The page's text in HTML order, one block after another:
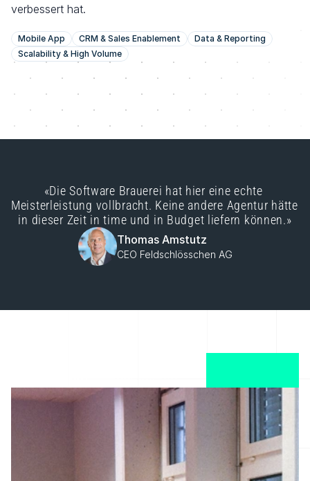
verbessert hat.
Mobile App CRM & Sales Enablement
Data & Reporting
Scalability & High Volume
«Die Software Brauerei hat hier eine echte
Meisterleistung vollbracht. Keine andere Agentur hätte
in dieser Zeit in time und in Budget liefern können.»
Thomas Amstutz
CEO Feldschlösschen AG